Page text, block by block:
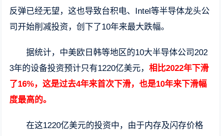
反弹已经无望，这也导致台积电、Intel等半导体龙头公
司开始削减投资，创下了10年来最大跌幅。
据统计，中美欧日韩等地区的10大半导体公司202
3年的设备投资预计只有1220亿美元，相比2022年下滑
了16%，这是过去4年来首次下滑，也是10年来下滑幅
度最高的。
在这1220亿美元的投资中，由于内存及闪存价格